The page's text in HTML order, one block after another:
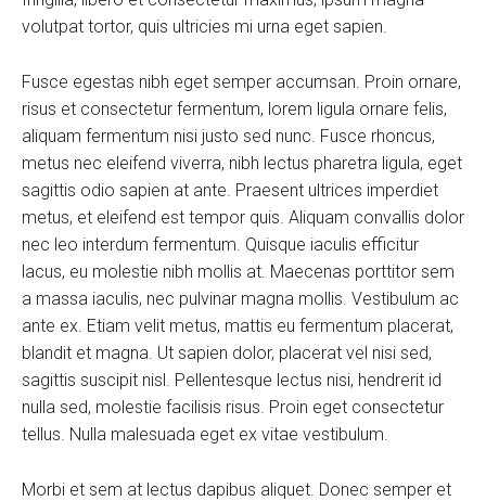
volutpat tortor, quis ultricies mi urna eget sapien.
Fusce egestas nibh eget semper accumsan. Proin ornare,
risus et consectetur fermentum, lorem ligula ornare felis,
aliquam fermentum nisi justo sed nunc. Fusce rhoncus,
metus nec eleifend viverra, nibh lectus pharetra ligula, eget
sagittis odio sapien at ante. Praesent ultrices imperdiet
metus, et eleifend est tempor quis. Aliquam convallis dolor
nec leo interdum fermentum. Quisque iaculis efficitur
lacus, eu molestie nibh mollis at. Maecenas porttitor sem
a massa iaculis, nec pulvinar magna mollis. Vestibulum ac
ante ex. Etiam velit metus, mattis eu fermentum placerat,
blandit et magna. Ut sapien dolor, placerat vel nisi sed,
sagittis suscipit nisl. Pellentesque lectus nisi, hendrerit id
nulla sed, molestie facilisis risus. Proin eget consectetur
tellus. Nulla malesuada eget ex vitae vestibulum.
Morbi et sem at lectus dapibus aliquet. Donec semper et